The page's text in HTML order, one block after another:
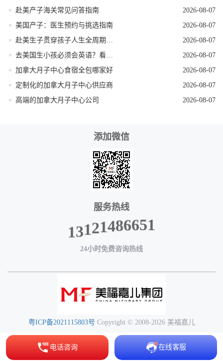
赴美产子海关常见问答指南
2026-08-07
美国产子：医生预约与挑选指南
2026-08-07
赴美生子贯穿孩子人生全周期的身份红利
2026-08-07
去美国生小孩必须会英语？看完这篇就不焦虑了
2026-08-07
加拿大月子中心食宿全包哪家好
2026-08-07
定制化的加拿大月子中心供应商
2026-08-07
高端的加拿大月子中心公司
2026-08-07
添加微信
服务热线
13121486651
24小时免费咨询热线
粤ICP备2021115803号 Copyright © 2008-2026 美福嘉儿
电话咨询 在线客服
-->